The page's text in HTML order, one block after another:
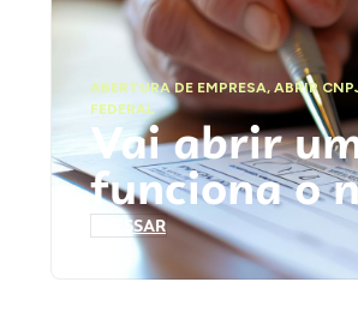
ABERTURA DE EMPRESA,ABRIR
FEDERAL
Vai abrir
funciona o
ACESSAR